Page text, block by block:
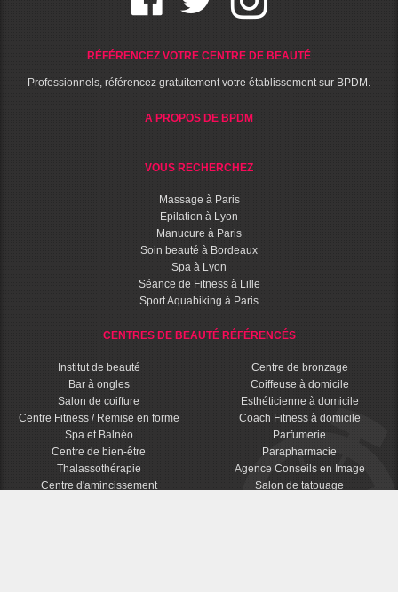
RÉFÉRENCEZ VOTRE CENTRE DE BEAUTÉ
Professionnels, référencez gratuitement votre établissement sur BPDM.
A PROPOS DE BPDM
VOUS RECHERCHEZ
Massage à Paris
Epilation à Lyon
Manucure à Paris
Soin beauté à Bordeaux
Spa à Lyon
Séance de Fitness à Lille
Sport Aquabiking à Paris
CENTRES DE BEAUTÉ RÉFÉRENCÉS
Institut de beauté
Bar à ongles
Salon de coiffure
Centre Fitness / Remise en forme
Spa et Balnéo
Centre de bien-être
Thalassothérapie
Centre d'amincissement
Centre de bronzage
Coiffeuse à domicile
Esthéticienne à domicile
Coach Fitness à domicile
Parfumerie
Parapharmacie
Agence Conseils en Image
Salon de tatouage